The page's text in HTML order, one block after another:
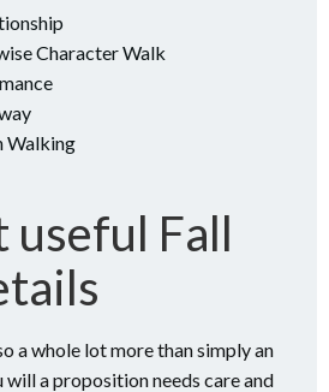
Character Walk
Walking
useful Fall
a whole lot more than simply an
will a proposition needs care and